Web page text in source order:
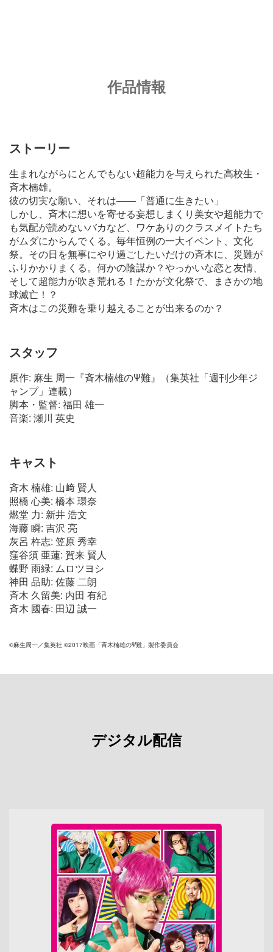
作品情報
ストーリー
生まれながらにとんでもない超能力を与えられた高校生・
斉木楠雄。
彼の切実な願い、それは――「普通に生きたい」
しかし、斉木に想いを寄せる妄想しまくり美女や超能力で
も気配が読めないバカなど、ワケありのクラスメイトたち
がムダにからんでくる。毎年恒例の一大イベント、文化
祭。その日を無事にやり過ごしたいだけの斉木に、災難が
ふりかかりまくる。何かの陰謀か？やっかいな恋と友情、
そして超能力が吹き荒れる！たかが文化祭で、まさかの地
球滅亡！？
斉木はこの災難を乗り越えることが出来るのか？
スタッフ
原作: 麻生 周一『斉木楠雄のΨ難』（集英社「週刊少年ジ
ャンプ」連載）
脚本・監督: 福田 雄一
音楽: 瀬川 英史
キャスト
斉木 楠雄: 山﨑 賢人
照橋 心美: 橋本 環奈
燃堂 力: 新井 浩文
海藤 瞬: 吉沢 亮
灰呂 杵志: 笠原 秀幸
窪谷須 亜蓮: 賀来 賢人
蝶野 雨緑: ムロツヨシ
神田 品助: 佐藤 二朗
斉木 久留美: 内田 有紀
斉木 國春: 田辺 誠一
©麻生周一／集英社 ©2017映画「斉木楠雄のΨ難」製作委員会
デジタル配信